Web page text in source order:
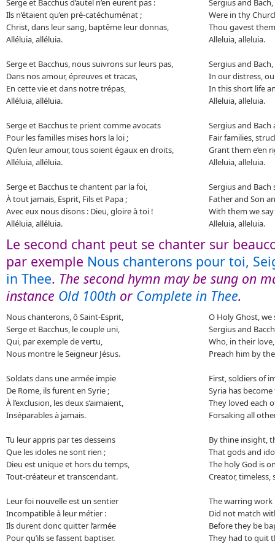
Serge et Bacchus d’autel n’en eurent pas :
Ils n’étaient qu’en pré-catéchuménat ;
Christ, dans leur sang, baptême leur donnas,
Alléluia, alléluia.
Sergius and
Were in thy
Thou gavest
Alleluia, alleluia.
Serge et Bacchus, nous suivrons sur leurs pas,
Dans nos amour, épreuves et tracas,
En cette vie et dans notre trépas,
Alléluia, alléluia.
Sergius and
In our distress,
In this short life
Alleluia, alleluia.
Serge et Bacchus te prient comme avocats
Pour les familles mises hors la loi ;
Qu’en leur amour, tous soient égaux en droits,
Alléluia, alléluia.
Sergius and
Fair families,
Grant them e’en
Alleluia, alleluia.
Serge et Bacchus te chantent par la foi,
À tout jamais, Esprit, Fils et Papa ;
Avec eux nous disons : Dieu, gloire à toi !
Alléluia, alléluia.
Sergius and
Father and Son
With them we
Alleluia, alleluia.
Le second chant peut se chanter sur
par exemple Nous chanterons pour toi,
in Thee. The second hymn may be sung on
instance Old 100th or Complete in Thee.
Nous chanterons, ô Saint-Esprit,
Serge et Bacchus, le couple uni,
Qui, par exemple de vertu,
Nous montre le Seigneur Jésus.
O Holy Ghost,
Sergius and
Who, in their love,
Preach him by
Soldats dans une armée impie
De Rome, ils furent en Syrie ;
À l’exclusion, les deux s’aimaient,
Inséparables à jamais.
First, soldiers of
Syria has
They loved each
Forsaking all
Tu leur appris par tes desseins
Que les idoles ne sont rien ;
Dieu est unique et hors du temps,
Tout-créateur et transcendant.
By thine insight,
That gods and
The holy God is
Creator, timeless,
Leur foi nouvelle est un sentier
Incompatible à leur métier :
Ils durent donc quitter l’armée
Pour qu’ils se fassent baptiser.
The warring
Did not match
Before they be
They had to quit